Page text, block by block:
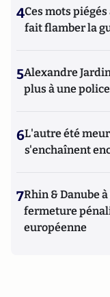
4Ces mots
fait flamber la
5Alexandre
plus à une
6L'autre été
s'enchaînent
7Rhin & Danube
fermeture
européenne